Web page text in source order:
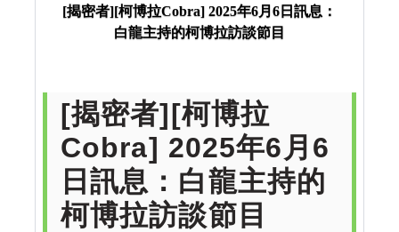
的柯博拉訪談節目
[揭密者][柯博拉Cobra] 2025年6月6日訊息：
白龍主持的柯博拉訪談節目
[揭密者][柯博拉
Cobra] 2025年6月6
日訊息：白龍主持的
柯博拉訪談節目